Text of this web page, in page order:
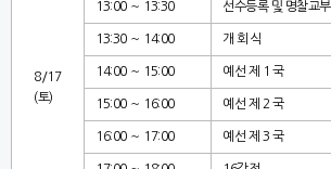
8/17
(토)
13:00 ～ 13:30 선수등록 및 명찰교부
13:30 ～ 14:00 개 회 식
14:00 ～ 15:00 예선 제 1 국
15:00 ～ 16:00 예선 제 2 국
16:00 ～ 17:00 예선 제 3 국